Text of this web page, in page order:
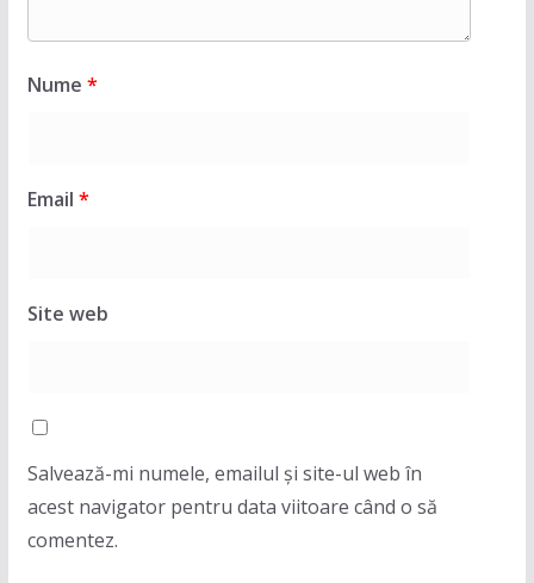
Nume *
Email *
Site web
Salvează-mi numele, emailul și site-ul web în
acest navigator pentru data viitoare când o să
comentez.